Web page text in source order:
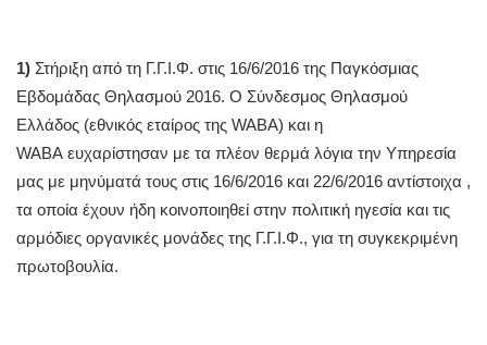
1) Στήριξη από τη Γ.Γ.Ι.Φ. στις 16/6/2016 της Παγκόσμιας
Εβδομάδας Θηλασμού 2016. Ο Σύνδεσμος Θηλασμού
Ελλάδος (εθνικός εταίρος της WABA) και η
WABA ευχαρίστησαν με τα πλέον θερμά λόγια την Υπηρεσία
μας με μηνύματά τους στις 16/6/2016 και 22/6/2016 αντίστοιχα ,
τα οποία έχουν ήδη κοινοποιηθεί στην πολιτική ηγεσία και τις
αρμόδιες οργανικές μονάδες της Γ.Γ.Ι.Φ., για τη συγκεκριμένη
πρωτοβουλία.